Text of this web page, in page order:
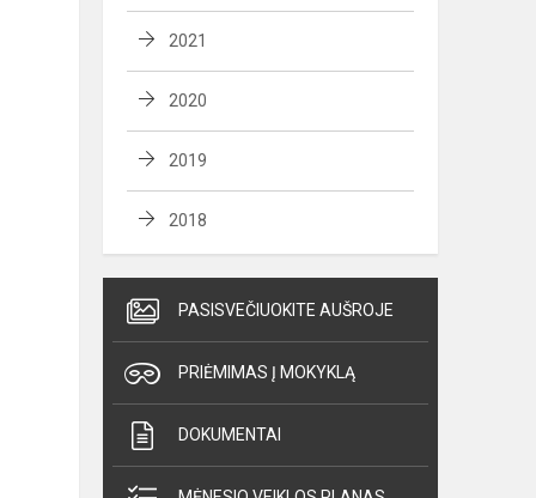
2021
2020
2019
2018
PASISVEČIUOKITE AUŠROJE
PRIĖMIMAS Į MOKYKLĄ
DOKUMENTAI